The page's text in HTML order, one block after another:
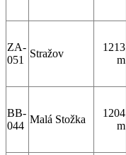
ZA-
051
Stražov
1213
m
BB-
044
Malá Stožka
1204
m